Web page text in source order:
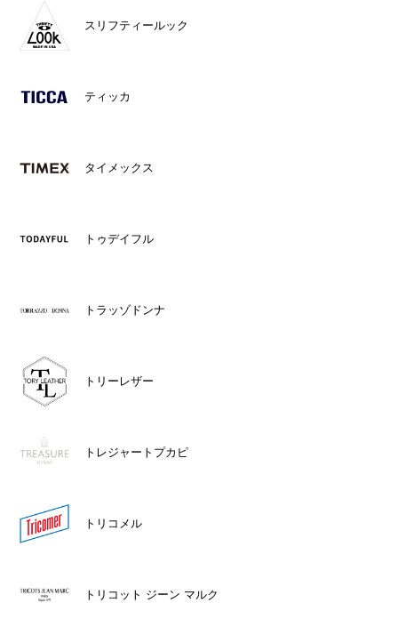
スリフティールック
ティッカ
タイメックス
トゥデイフル
トラッゾドンナ
トリーレザー
トレジャートプカピ
トリコメル
トリコット ジーン マルク